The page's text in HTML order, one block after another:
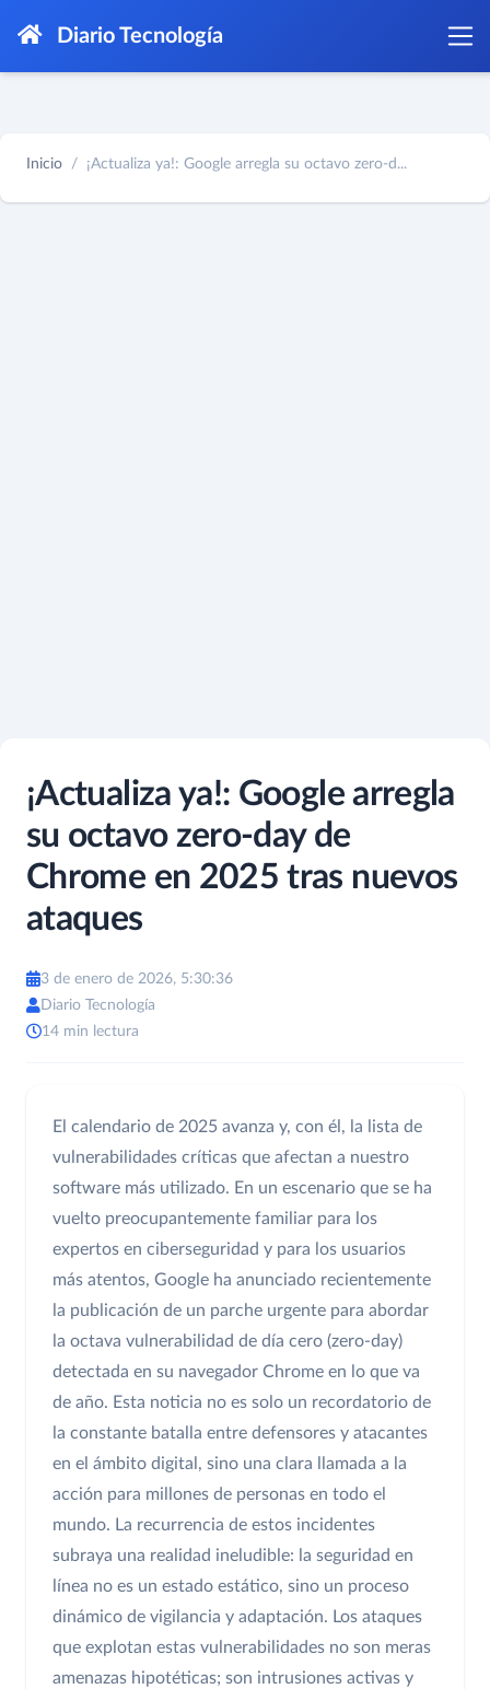
Diario Tecnología
Inicio ¡Actualiza ya!: Google arregla su octavo zero-d...
¡Actualiza ya!: Google arregla
su octavo zero-day de
Chrome en 2025 tras nuevos
ataques
3 de enero de 2026, 5:30:36
Diario Tecnología
14 min lectura
El calendario de 2025 avanza y, con él, la lista de
vulnerabilidades críticas que afectan a nuestro
software más utilizado. En un escenario que se ha
vuelto preocupantemente familiar para los
expertos en ciberseguridad y para los usuarios
más atentos, Google ha anunciado recientemente
la publicación de un parche urgente para abordar
la octava vulnerabilidad de día cero (zero-day)
detectada en su navegador Chrome en lo que va
de año. Esta noticia no es solo un recordatorio de
la constante batalla entre defensores y atacantes
en el ámbito digital, sino una clara llamada a la
acción para millones de personas en todo el
mundo. La recurrencia de estos incidentes
subraya una realidad ineludible: la seguridad en
línea no es un estado estático, sino un proceso
dinámico de vigilancia y adaptación. Los ataques
que explotan estas vulnerabilidades no son meras
amenazas hipotéticas; son intrusiones activas y